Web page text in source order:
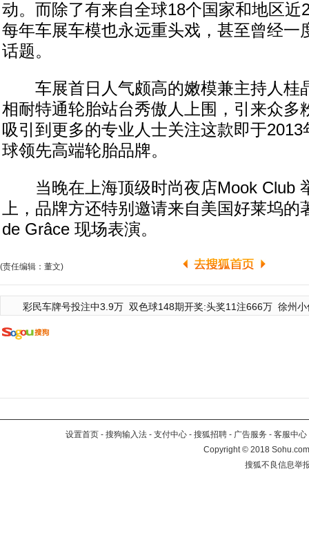
动。而除了有来自全球18个国家和地区近
每年车展车模也永远重头戏，甚至曾经一
话题。
车展首日人气颇高的嫩模兼主持人桂
相耐特通轮胎站台秀傲人上围，引来众多
吸引到更多的专业人士关注这款即于
球领先高端轮胎品牌。
当晚在上海顶级时尚夜店Mook Club
上，品牌方还特别邀请来自美国好莱坞的
de Grâce 现场表演。
(责任编辑：董文)
彩民车牌号投注中3.9万 双色球148期开奖:头奖11注666万 徐州
设置首页 - 搜狗输入法 - 支付中心 - 搜狐招聘 - 广告服务 - 客服中心
Copyright©2018
搜狐不良信息举